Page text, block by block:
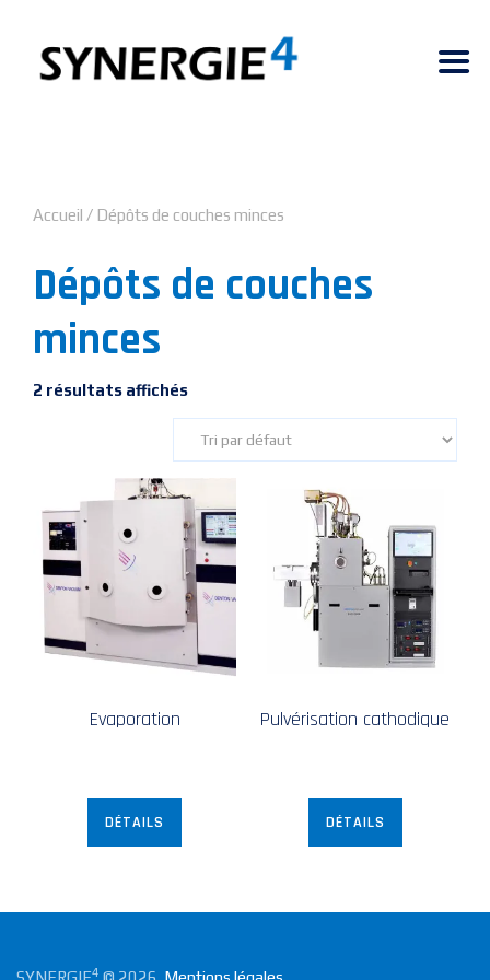
Accueil / Dépôts de couches minces
Dépôts de couches
minces
2 résultats affichés
Evaporation
DÉTAILS
Pulvérisation cathodique
DÉTAILS
4